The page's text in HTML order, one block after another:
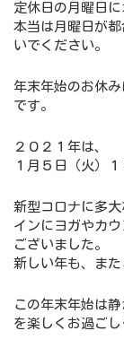
定休日の月曜日
本当は月曜日が
いでください。
年末年始のお休
です。
２０２１年は、
１月５日（火）
新型コロナに多
インにヨガやカ
ございました。
新しい年も、また
この年末年始は
を楽しくお過ごし